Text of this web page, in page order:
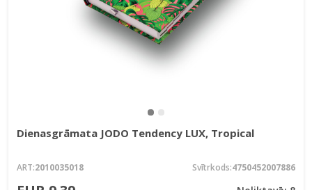
Dienasgrāmata JODO Tendency LUX, Tropical
ART:2010035018 Svītrkods:4750452007886